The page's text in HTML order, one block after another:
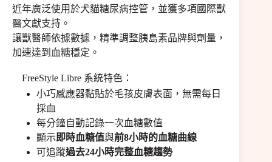
近年廣泛使用於犬貓糖尿病控管，並獲多項國際獸
醫文獻支持。
讓獸醫師依據數據，精準調整胰島素品牌與劑量，
加速達到血糖穩定。
FreeStyle Libre 系統特色：
小巧感應器黏貼於毛孩皮膚表面，無需每日
採血
每分鐘自動記錄一次血糖數值
顯示 即時血糖值與前8小時的血糖曲線
可追蹤過去24小時完整血糖趨勢